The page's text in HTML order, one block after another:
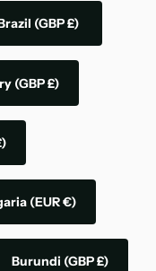
(GBP £)
(GBP £)
(EUR €)
Burundi (GBP £)